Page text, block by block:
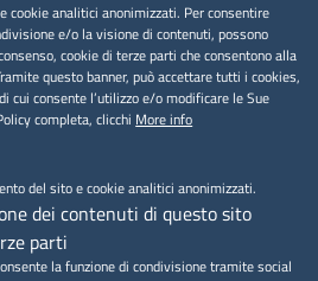
cookie analitici anonimizzati. Per consentire
e/o la visione di contenuti, possono
cookie di terze parti che consentono alla
questo banner, può accettare tutti i cookies,
cui consente l’utilizzo e/o modificare le Sue
completa, clicchi More info
del sito e cookie analitici anonimizzati.
dei contenuti di questo sito
parti
la funzione di condivisione tramite social